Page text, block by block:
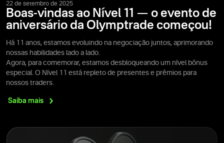
22 de setembro de 2025
Boas-vindas ao Nível 11 — o evento de
aniversário da Olymptrade começou!
Há 11 anos, estamos evoluindo na negociação juntos, aprimorando
nossas habilidades lado a lado.
Agora, para comemorar, estamos desbloqueando um nível bônus
especial. O Nível 11 está repleto de presentes e prêmios para
nossos traders.
Saiba mais